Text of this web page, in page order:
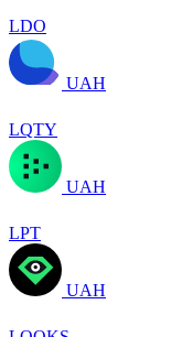
LDO
UAH
LQTY
UAH
LPT
UAH